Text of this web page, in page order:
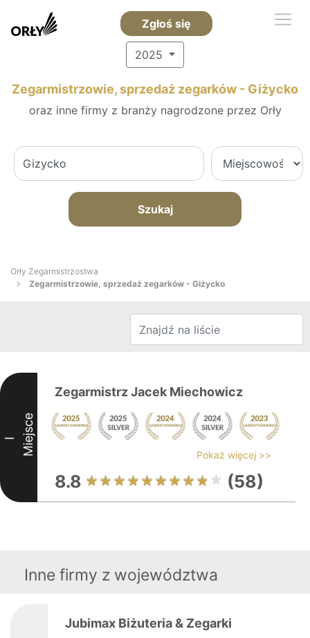
Zgłoś się
2025
Zegarmistrzowie, sprzedaż zegarków - Giżycko
oraz inne firmy z branży nagrodzone przez Orły
Szukaj
Orły Zegarmistrzostwa
Zegarmistrzowie, sprzedaż zegarków - Giżycko
I Miejsce
Zegarmistrz Jacek Miechowicz
Pokaż więcej >>
8.8 (58)
Inne firmy z województwa
Jubimax Biżuteria & Zegarki